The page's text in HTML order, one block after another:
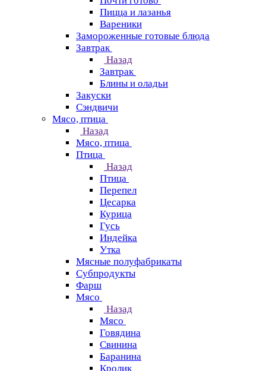
Пицца и лазанья
Вареники
Замороженные готовые блюда
Завтрак
Назад
Завтрак
Блины и оладьи
Закуски
Сэндвичи
Мясо, птица
Назад
Мясо, птица
Птица
Назад
Птица
Перепел
Цесарка
Курица
Гусь
Индейка
Утка
Мясные полуфабрикаты
Субпродукты
Фарш
Мясо
Назад
Мясо
Говядина
Свинина
Баранина
Кролик